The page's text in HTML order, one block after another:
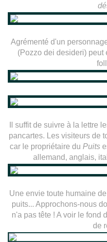
Agrémenté d'un
(Pozzo dei desideri)
Il suffit de suivre à la lettre
pancartes. Les visiteurs de
car le propriétaire du Puits
allemand, anglais,
Une envie toute humaine
puits... Approchons-nous
n'a pas tête ! A voir le fond
de